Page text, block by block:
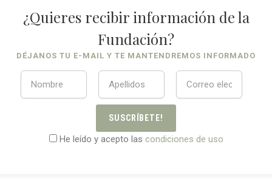
¿Quieres recibir información de la
Fundación?
DÉJANOS TU E-MAIL Y TE MANTENDREMOS INFORMADO
SUSCRÍBETE!
He leído y acepto las condiciones de uso